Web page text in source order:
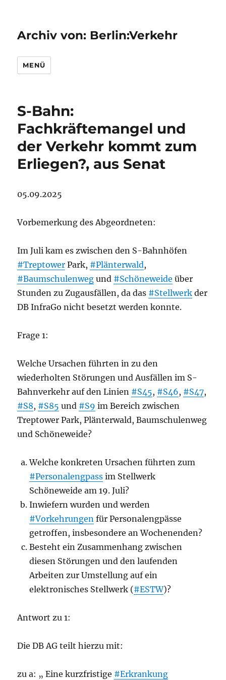
Archiv von: Berlin:Verkehr
MENÜ
S-Bahn:
Fachkräftemangel und
der Verkehr kommt zum
Erliegen?, aus Senat
05.09.2025
Vorbemerkung des Abgeordneten:
Im Juli kam es zwischen den S-Bahnhöfen
#Treptower Park, #Plänterwald,
#Baumschulenweg und #Schöneweide über
Stunden zu Zugausfällen, da das #Stellwerk der
DB InfraGo nicht besetzt werden konnte.
Frage 1:
Welche Ursachen führten in zu den
wiederholten Störungen und Ausfällen im S-
Bahnverkehr auf den Linien #S45, #S46, #S47,
#S8, #S85 und #S9 im Bereich zwischen
Treptower Park, Plänterwald, Baumschulenweg
und Schöneweide?
Welche konkreten Ursachen führten zum
#Personalengpass im Stellwerk
Schöneweide am 19. Juli?
Inwiefern wurden und werden
#Vorkehrungen für Personalengpässe
getroffen, insbesondere an Wochenenden?
Besteht ein Zusammenhang zwischen
diesen Störungen und den laufenden
Arbeiten zur Umstellung auf ein
elektronisches Stellwerk (#ESTW)?
Antwort zu 1:
Die DB AG teilt hierzu mit:
zu a: „ Eine kurzfristige #Erkrankung